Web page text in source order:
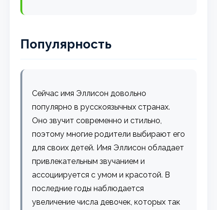
Популярность
Сейчас имя Эллисон довольно
популярно в русскоязычных странах.
Оно звучит современно и стильно,
поэтому многие родители выбирают его
для своих детей. Имя Эллисон обладает
привлекательным звучанием и
ассоциируется с умом и красотой. В
последние годы наблюдается
увеличение числа девочек, которых так